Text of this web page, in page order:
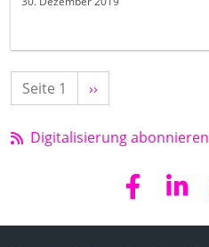
Seite 1
Nächste
Seite
››
Digitalisierung abonnieren